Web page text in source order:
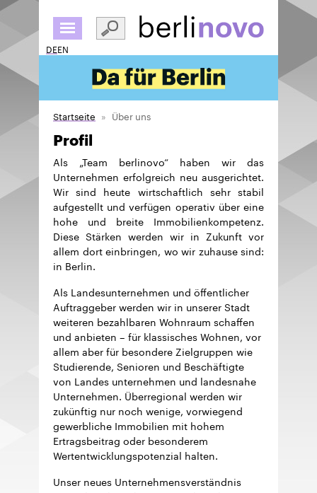
zum
Inhalt
DEEN
Startseite Über uns
Profil
Als „Team berlinovo“ haben wir das
Unternehmen erfolgreich neu ausgerichtet.
Wir sind heute wirtschaftlich sehr stabil
aufgestellt und verfügen operativ über eine
hohe und breite Immobilienkompetenz.
Diese Stärken werden wir in Zukunft vor
allem dort einbringen, wo wir zuhause sind:
in Berlin.
Als Landesunternehmen und öffentlicher
Auftraggeber werden wir in unserer Stadt
weiteren bezahlbaren Wohnraum schaffen
und anbieten – für klassisches Wohnen, vor
allem aber für besondere Zielgruppen wie
Studierende, Senioren und Beschäftigte
von Landes unternehmen und landesnahe
Unternehmen. Überregional werden wir
zukünftig nur noch wenige, vorwiegend
gewerbliche Immobilien mit hohem
Ertragsbeitrag oder besonderem
Wertentwicklungspotenzial halten.
Unser neues Unternehmensverständnis